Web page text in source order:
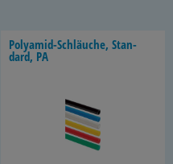
Polyamid-​Schläuche, Stan­
dard, PA